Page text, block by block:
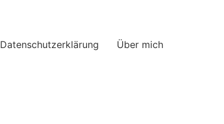
Datenschutzerklärung Über mich